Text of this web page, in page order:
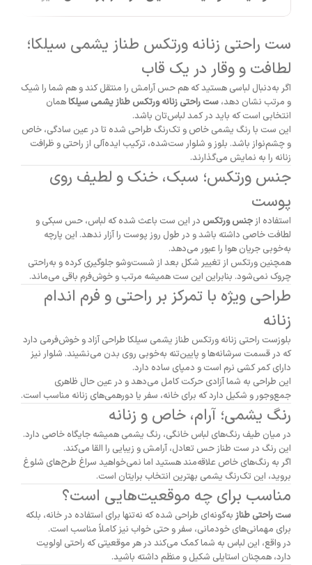
ست راحتی زنانه ورتکس طناز یشمی سیلکا؛
لطافت و وقار در یک قاب
اگر به‌دنبال لباسی هستیدکه هم حس آرامش را منتقلکندوهم شما را شیک
و مرتب نشان دهد، ست راحتی زنانهورتکس طنازیشمی سیلکاهمان
انتخابی استکه باید درکمد لباس‌تان باشد.
این ست با رنگ یشمی خاص و تک‌رنگ طراحی شده تا درعین سادگی، خاص
وچشم‌نواز باشد. بلوزو شلوار ست‌شده، ترکیب ایده‌آلی از راحتی و ظرافت
زنانه را به نمایش می‌گذارند.
جنس ورتکس؛ سبک، خنک و لطیف روی
پوست
استفاده ازجنسورتکس در این ست باعث شدهکه لباس، حس سبکی و
لطافت خاصی داشته باشدو در طول روز پوست راآزار ندهد. این پارچه
به‌خوبی جریان هوا راعبور می‌دهد.
همچنین ورتکس از تغییر شکل بعد از شست‌وشوجلوگیریکرده و به‌راحتی
چروک نمی‌شود. بنابراین این ست همیشه مرتب وخوش‌فرم باقی می‌ماند.
طراحی ویژه با تمرکز بر راحتی و فرم اندام
زنانه
بلوزست راحتی زنانه ورتکس طناز یشمی سیلکا طراحی آزادوخوش‌فرمی دارد
که درقسمت سرشانه‌هاو پایین‌تنه به‌خوبی روی بدن می‌نشیند. شلوار نیز
دارایکمرکشی نرم است و دمپای ساده دارد.
این طراحی به شماآزادی حرکتکامل می‌دهدو درعین حال ظاهری
جمع‌وجورو شکیل داردکه برای خانه، سفر یا دورهمی‌های زنانه مناسب است.
رنگ یشمی؛ آرام، خاص و زنانه
در میان طیف رنگ‌های لباس خانگی، رنگ یشمی همیشه جایگاه خاصی دارد.
این رنگ در ست طنازحس تعادل، آرامش و زیبایی را القا می‌کند.
اگر به رنگ‌های خاص علاقه‌مندهستید اما نمی‌خواهید سراغ طرح‌های شلوغ
بروید، این تک‌رنگ یشمی بهترین انتخاب برایتان است.
مناسب برای چه موقعیت‌هایی است؟
ست راحتی طناز به‌گونه‌ای طراحی شدهکه نه‌تنها برای استفاده درخانه، بلکه
برای مهمانی‌های خودمانی، سفروحتی خواب نیزکاملاً مناسب است.
درواقع، این لباس به شماکمک می‌کند درهر موقعیتیکه راحتی اولویت
دارد، همچنان استایلی شکیل و منظم داشته باشید.